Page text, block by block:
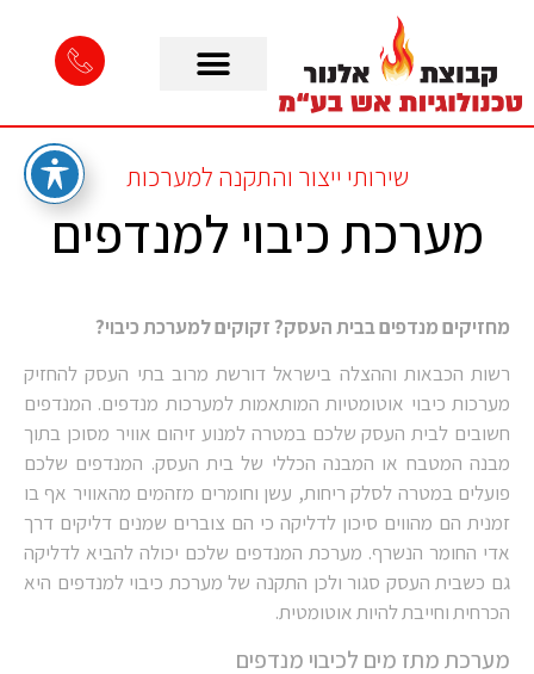
שירותי ייצור והתקנה למערכות
מערכת כיבוי למנדפים
מחזיקים מנדפים בבית העסק? זקוקים למערכת כיבוי?
רשות הכבאות וההצלה בישראל דורשת מרוב בתי העסק להחזיק
מערכות כיבוי אוטומטיות המותאמות למערכות מנדפים. המנדפים
חשובים לבית העסק שלכם במטרה למנוע זיהום אוויר מסוכן בתוך
מבנה המטבח או המבנה הכללי של בית העסק. המנדפים שלכם
פועלים במטרה לסלק ריחות, עשן וחומרים מזהמים מהאוויר אף בו
זמנית הם מהווים סיכון לדליקה כי הם צוברים שמנים דליקים דרך
אדי החומר הנשרף. מערכת המנדפים שלכם יכולה להביא לדליקה
גם כשבית העסק סגור ולכן התקנה של מערכת כיבוי למנדפים היא
הכרחית וחייבת להיות אוטומטית.
מערכת מתז מים לכיבוי מנדפים